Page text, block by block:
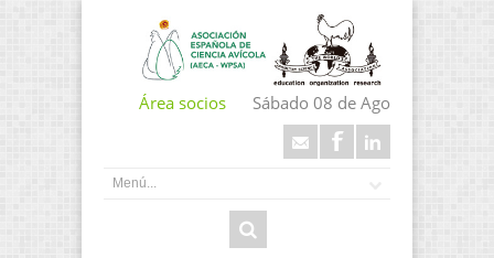
Área socios Sábado 08 de Ago